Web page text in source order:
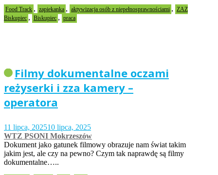
Food Track , zapiekanka , aktywizacja osób z niepełnosprawnościami ,
ZAZ
Biskupiec , Biskupiec , praca
Filmy dokumentalne oczami
reżyserki i zza kamery –
operatora
11 lipca, 202510 lipca, 2025
WTZ PSONI Mokrzeszów
Dokument jako gatunek filmowy obrazuje nam świat takim
jakim jest, ale czy na pewno? Czym tak naprawdę są filmy
dokumentalne…..